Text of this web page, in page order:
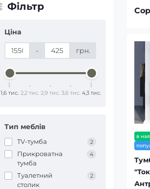
Фiльтр
Ціна
- грн.
1,6 тис. 2,2 тис. 2,9 тис. 3,6 тис. 4,3 тис.
Тип меблів
TV-тумба 2
Прикроватна
тумба
4
Туалетний
столик
2
в